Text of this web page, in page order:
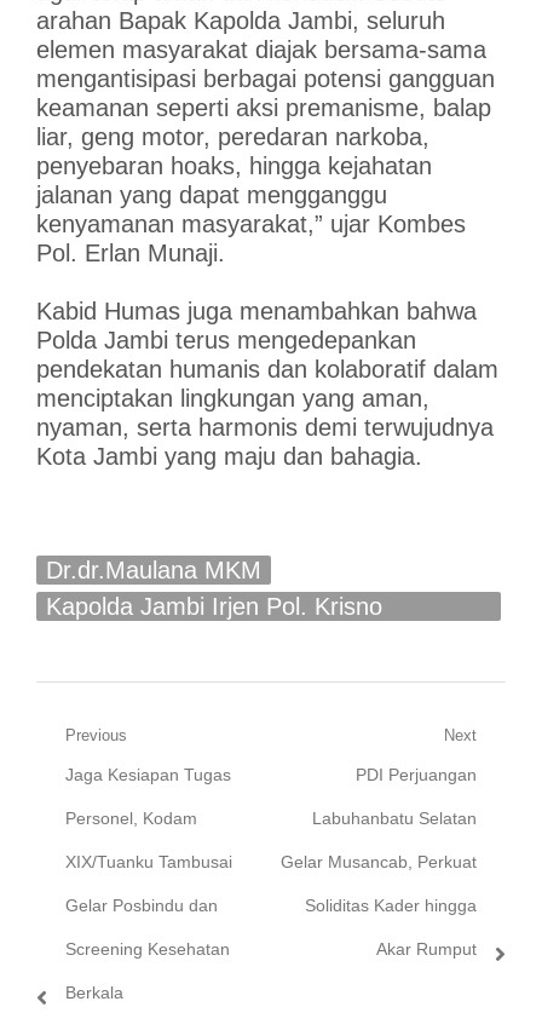
arahan Bapak Kapolda Jambi, seluruh
elemen masyarakat diajak bersama-sama
mengantisipasi berbagai potensi gangguan
keamanan seperti aksi premanisme, balap
liar, geng motor, peredaran narkoba,
penyebaran hoaks, hingga kejahatan
jalanan yang dapat mengganggu
kenyamanan masyarakat,” ujar Kombes
Pol. Erlan Munaji.
Kabid Humas juga menambahkan bahwa
Polda Jambi terus mengedepankan
pendekatan humanis dan kolaboratif dalam
menciptakan lingkungan yang aman,
nyaman, serta harmonis demi terwujudnya
Kota Jambi yang maju dan bahagia.
Dr.dr.Maulana MKM
Kapolda Jambi Irjen Pol. Krisno
Navigasi
pos
Previous
Previous
post:
Jaga Kesiapan Tugas
Personel, Kodam
XIX/Tuanku Tambusai
Gelar Posbindu dan
Screening Kesehatan
Berkala
Next
Next
post:
PDI Perjuangan
Labuhanbatu Selatan
Gelar Musancab, Perkuat
Soliditas Kader hingga
Akar Rumput